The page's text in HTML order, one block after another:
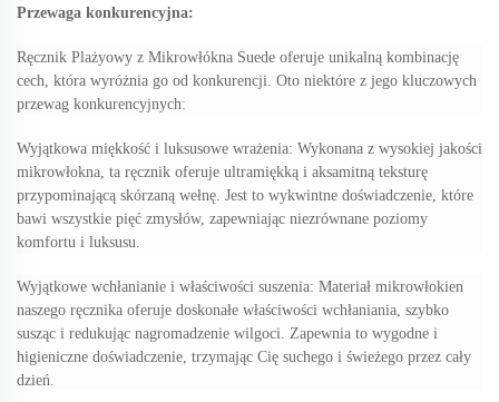
Przewaga konkurencyjna:
Ręcznik Plażyowy z Mikrowłókna Suede oferuje unikalną kombinację
cech, która wyróżnia go od konkurencji. Oto niektóre z jego kluczowych
przewag konkurencyjnych:
Wyjątkowa miękkość i luksusowe wrażenia: Wykonana z wysokiej jakości
mikrowłokna, ta ręcznik oferuje ultramiękką i aksamitną teksturę
przypominającą skórzaną wełnę. Jest to wykwintne doświadczenie, które
bawi wszystkie pięć zmysłów, zapewniając niezrównane poziomy
komfortu i luksusu.
Wyjątkowe wchłanianie i właściwości suszenia: Materiał mikrowłokien
naszego ręcznika oferuje doskonałe właściwości wchłaniania, szybko
susząc i redukując nagromadzenie wilgoci. Zapewnia to wygodne i
higieniczne doświadczenie, trzymając Cię suchego i świeżego przez cały
dzień.